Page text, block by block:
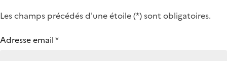
Les champs précédés d'une étoile (*) sont obligatoires.
Adresse email*